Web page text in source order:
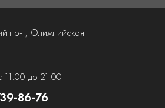
пр-т, Олимпийская
11.00 до 21.00
86-76